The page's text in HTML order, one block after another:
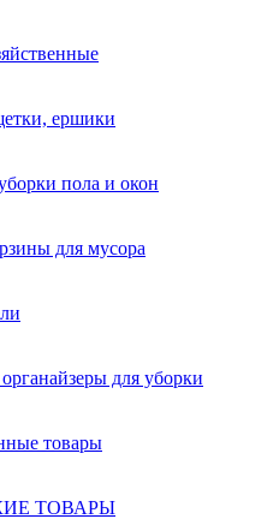
ершики
пола и окон
для мусора
для уборки
товары
ТОВАРЫ